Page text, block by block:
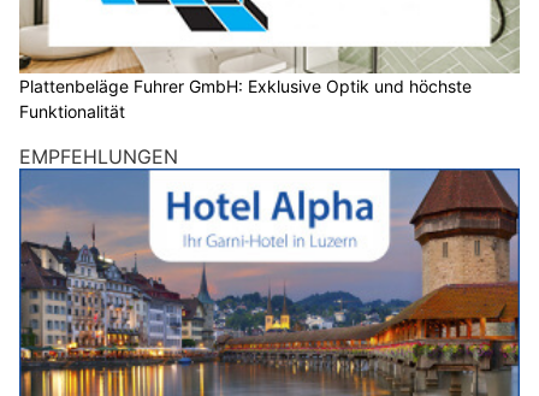
Plattenbeläge Fuhrer GmbH: Exklusive Optik und höchste
Funktionalität
EMPFEHLUNGEN